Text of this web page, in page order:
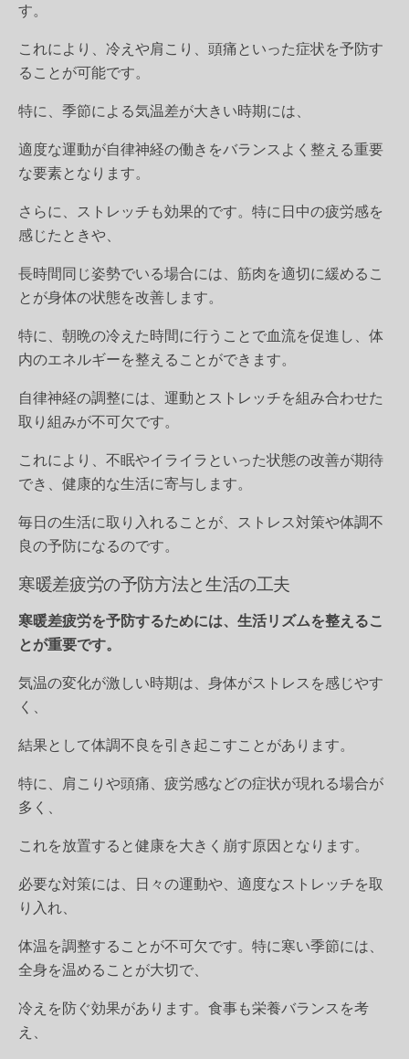
す。
これにより、冷えや肩こり、頭痛といった症状を予防す
ることが可能です。
特に、季節による気温差が大きい時期には、
適度な運動が自律神経の働きをバランスよく整える重要
な要素となります。
さらに、ストレッチも効果的です。特に日中の疲労感を
感じたときや、
長時間同じ姿勢でいる場合には、筋肉を適切に緩めるこ
とが身体の状態を改善します。
特に、朝晩の冷えた時間に行うことで血流を促進し、体
内のエネルギーを整えることができます。
自律神経の調整には、運動とストレッチを組み合わせた
取り組みが不可欠です。
これにより、不眠やイライラといった状態の改善が期待
でき、健康的な生活に寄与します。
毎日の生活に取り入れることが、ストレス対策や体調不
良の予防になるのです。
寒暖差疲労の予防方法と生活の工夫
寒暖差疲労を予防するためには、生活リズムを整えるこ
とが重要です。
気温の変化が激しい時期は、身体がストレスを感じやす
く、
結果として体調不良を引き起こすことがあります。
特に、肩こりや頭痛、疲労感などの症状が現れる場合が
多く、
これを放置すると健康を大きく崩す原因となります。
必要な対策には、日々の運動や、適度なストレッチを取
り入れ、
体温を調整することが不可欠です。特に寒い季節には、
全身を温めることが大切で、
冷えを防ぐ効果があります。食事も栄養バランスを考
え、